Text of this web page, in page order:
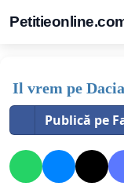
Il vrem pe
Publică pe